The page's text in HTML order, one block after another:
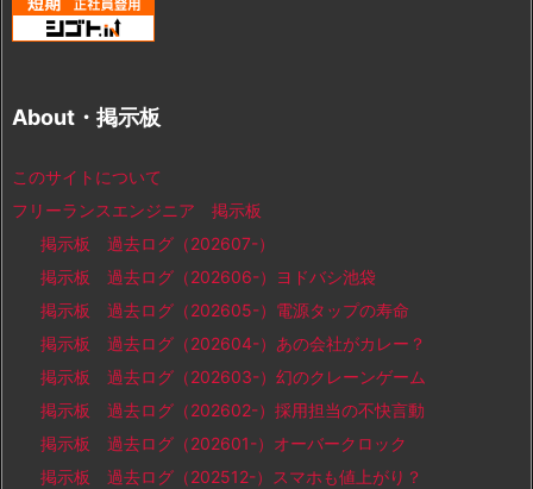
About・掲示板
このサイトについて
フリーランスエンジニア 掲示板
掲示板 過去ログ（202607-）
掲示板 過去ログ（202606-）ヨドバシ池袋
掲示板 過去ログ（202605-）電源タップの寿命
掲示板 過去ログ（202604-）あの会社がカレー？
掲示板 過去ログ（202603-）幻のクレーンゲーム
掲示板 過去ログ（202602-）採用担当の不快言動
掲示板 過去ログ（202601-）オーバークロック
掲示板 過去ログ（202512-）スマホも値上がり？